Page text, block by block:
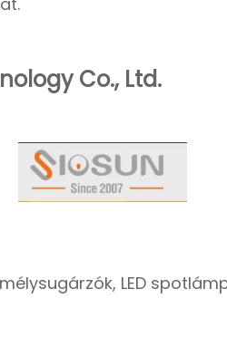
Co., Ltd.
mélysugárzók, LED